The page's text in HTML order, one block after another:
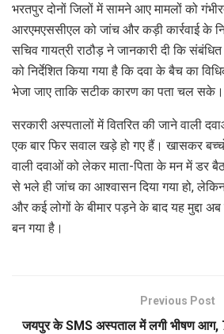
भरतपुर दोनों जिलों में सामने आए मामलों को
आरएमएससीएल को जांच और कड़ी कार्रवाई के
सचिव गायत्री राठौड़ ने जानकारी दी कि
को निर्देशित किया गया है कि दवा के बैच का
भेजा जाए ताकि सटीक कारण का पता चल सके।
सरकारी अस्पतालों में वितरित की जाने वाली
एक बार फिर सवाल खड़े हो गए हैं। खासकर
वाली दवाओं को लेकर माता-पिता के मन में डर
से भले ही जांच का आश्वासन दिया गया हो,
और कई लोगों के बीमार पड़ने के बाद यह मुद्दा
बन गया है।
Previous Post
जयपुर के SMS अस्पताल में लगी भीषण आग, 7